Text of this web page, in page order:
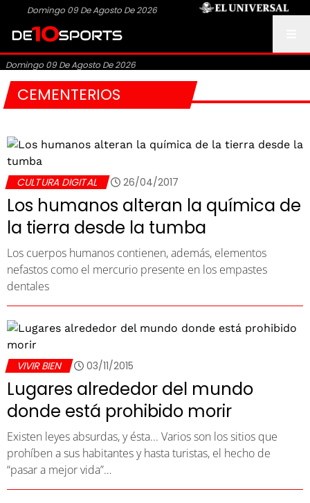
Domingo 09 De Agosto De 2026
Domingo 09 De Agosto De 2026
CEMENTERIOS
CULTURA DIGITAL 26/04/2017
Los humanos alteran la química de
la tierra desde la tumba
Los cuerpos humanos contienen, además, elementos
nefastos como el mercurio presente en los empastes
dentales
VIVIR BIEN 03/11/2015
Lugares alrededor del mundo
donde está prohibido morir
Existen leyes absurdas, y ésta... Varios son los sitios que
prohíben a sus habitantes y hasta turistas, el hecho de
“pasar a mejor vida”…